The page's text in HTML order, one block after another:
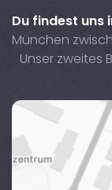
Du findest uns
München
Unser zweites
Die
Brienner
Straße
29,